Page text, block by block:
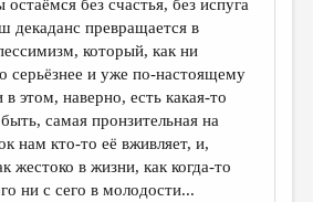
без счастья, без испуга
декаданс превращается в
который, как ни
серьёзнее и уже по-настоящему
этом, наверно, есть какая-то
самая пронзительная на
нам кто-то её вживляет, и,
жестоко в жизни, как когда-то
ни с сего в молодости...